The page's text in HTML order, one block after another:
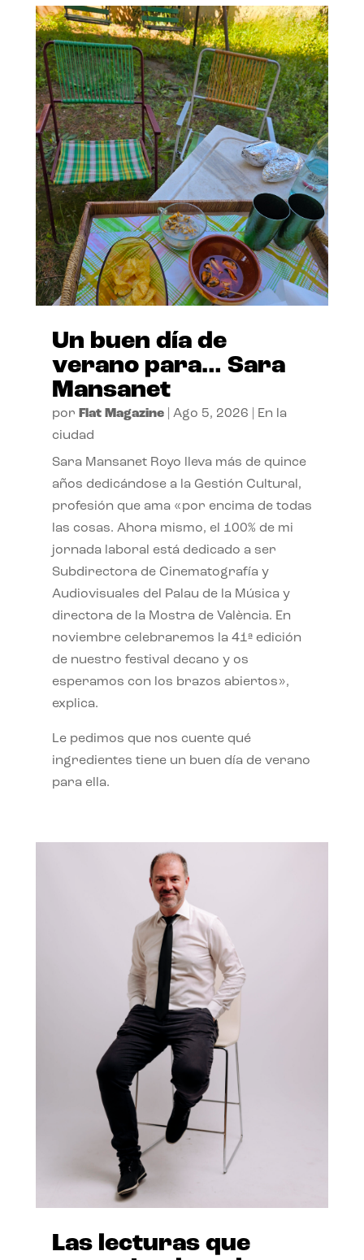
Un buen día de
verano para… Sara
Mansanet
por Flat Magazine| Ago 5, 2026
En la
ciudad
Sara Mansanet Royo lleva más de quince
años dedicándose a la Gestión Cultural,
profesión que ama «por encima de todas
las cosas. Ahora mismo, el 100% de mi
jornada laboral está dedicado a ser
Subdirectora de Cinematografía y
Audiovisuales del Palau de la Música y
directora de la Mostra de València. En
noviembre celebraremos la 41ª edición
de nuestro festival decano y os
esperamos con los brazos abiertos»,
explica.
Le pedimos que nos cuente qué
ingredientes tiene un buen día de verano
para ella.
Las lecturas que